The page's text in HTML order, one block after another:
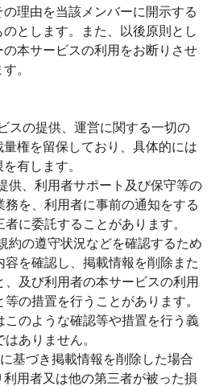
理由を当該メンバーに開示する
とします。また、以後原則とし
本サービスの利用をお断りさせ
。
スの提供、運営に関する一切の
権を留保しており、具体的には
有します。
供、利用者サポート及び保守等の
務を、利用者に事前の通知をする
者に委託することがあります。
約の遵守状況などを確認するため
容を確認し、掲載情報を削除また
、及び利用者の本サービスの利用
等の措置を行うことがあります。
このような確認等や措置を行う義
ありません。
基づき掲載情報を削除した場合
用者又は他の第三者が被った損